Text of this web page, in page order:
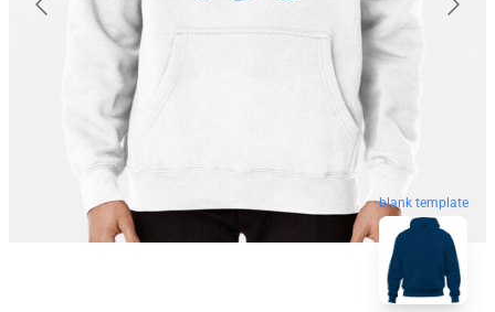
blank template